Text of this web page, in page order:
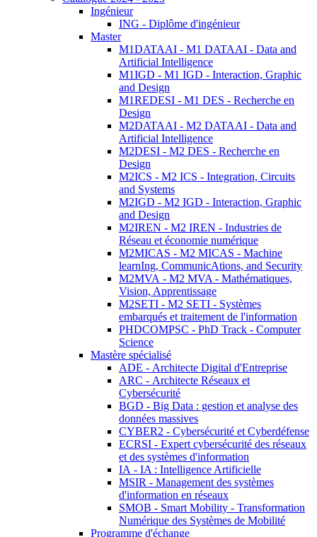
Ingénieur
ING - Diplôme d'ingénieur
Master
M1DATAAI - M1 DATAAI - Data and
Artificial Intelligence
M1IGD - M1 IGD - Interaction, Graphic
and Design
M1REDESI - M1 DES - Recherche en
Design
M2DATAAI - M2 DATAAI - Data and
Artificial Intelligence
M2DESI - M2 DES - Recherche en
Design
M2ICS - M2 ICS - Integration, Circuits
and Systems
M2IGD - M2 IGD - Interaction, Graphic
and Design
M2IREN - M2 IREN - Industries de
Réseau et économie numérique
M2MICAS - M2 MICAS - Machine
learnIng, CommunicAtions, and Security
M2MVA - M2 MVA - Mathématiques,
Vision, Apprentissage
M2SETI - M2 SETI - Systèmes
embarqués et traitement de l'information
PHDCOMPSC - PhD Track - Computer
Science
Mastère spécialisé
ADE - Architecte Digital d'Entreprise
ARC - Architecte Réseaux et
Cybersécurité
BGD - Big Data : gestion et analyse des
données massives
CYBER2 - Cybersécurité et Cyberdéfense
ECRSI - Expert cybersécurité des réseaux
et des systèmes d'information
IA - IA : Intelligence Artificielle
MSIR - Management des systèmes
d'information en réseaux
SMOB - Smart Mobility - Transformation
Numérique des Systèmes de Mobilité
Programme d'échange